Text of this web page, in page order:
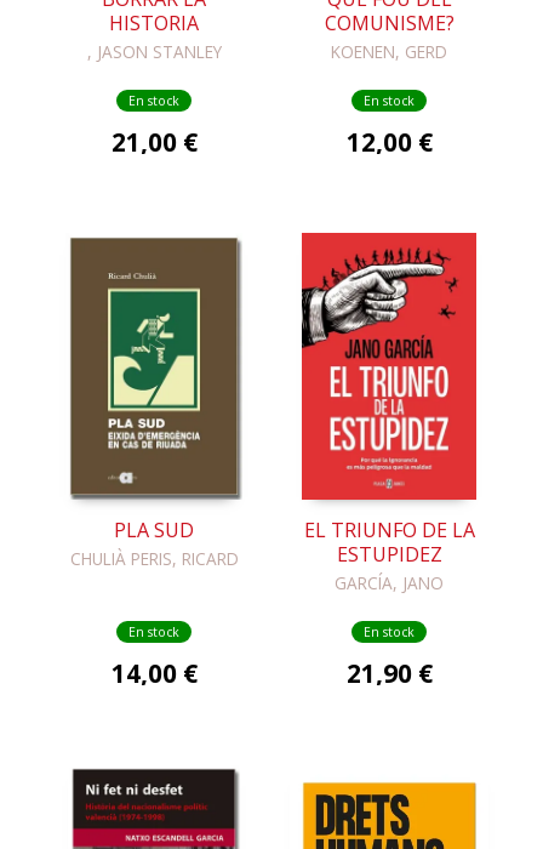
HISTORIA
, JASON STANLEY
En stock
21,00 €
COMUNISME?
KOENEN, GERD
En stock
12,00 €
PLA SUD
CHULIÀ PERIS, RICARD
En stock
14,00 €
EL TRIUNFO DE LA
ESTUPIDEZ
GARCÍA, JANO
En stock
21,90 €